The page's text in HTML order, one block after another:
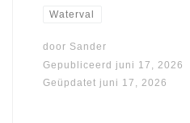
Waterval
door Sander
Gepubliceerd juni 17, 2026
Geüpdatet juni 17, 2026